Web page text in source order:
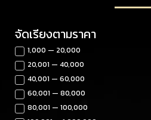
จัดเรียงตามราคา
1,000 — 20,000
20,001 — 40,000
40,001 — 60,000
60,001 — 80,000
80,001 — 100,000